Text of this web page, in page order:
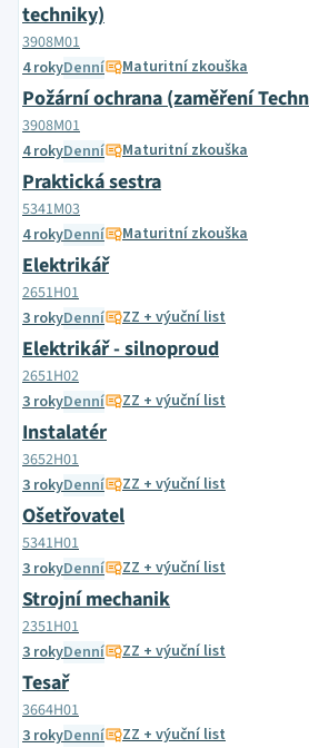
techniky)
3908M01
4 rokyDenní Maturitní zkouška
Požární ochrana (zaměření
3908M01
4 rokyDenní Maturitní zkouška
Praktická sestra
5341M03
4 rokyDenní Maturitní zkouška
Elektrikář
2651H01
3 rokyDenní ZZ + výuční list
Elektrikář - silnoproud
2651H02
3 rokyDenní ZZ + výuční list
Instalatér
3652H01
3 rokyDenní ZZ + výuční list
Ošetřovatel
5341H01
3 rokyDenní ZZ + výuční list
Strojní mechanik
2351H01
3 rokyDenní ZZ + výuční list
Tesař
3664H01
3 rokyDenní ZZ + výuční list